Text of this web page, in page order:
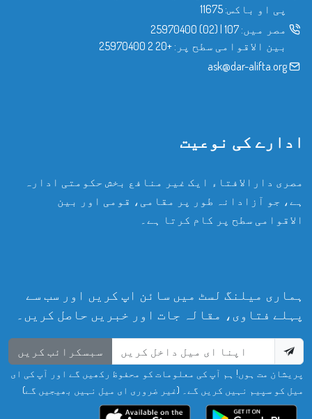
پی او باکس: 11675
مصر میں: 107
|
(02) 25970400
بین الاقوامی سطح پر: +20 2 25970400
ask@dar-alifta.org
ادارے کی نوعیت
مصری دارالافتاء ایک غیر منافع بخش حکومتی ادارہ
ہے، جو آزادانہ طور پر مقامی، قومی اور بین
الاقوامی سطح پر کام کرتا ہے۔
ہماری میلنگ لسٹ میں سائن اپ کریں اور سب سے
پہلے فتاوی، مقالہ جات اور خبریں حاصل کریں۔
سبسکرائب کریں
پریشان مت ہوں! ہم آپ کی معلومات کو محفوظ رکھیں گے اور آپ کی ای
میل کو سپیم نہیں کریں گے۔ (غیر ضروری ای میل نہیں بھیجیں گے)